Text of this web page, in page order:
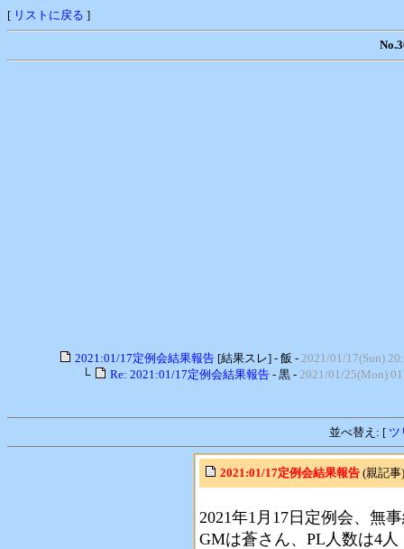
[ リストに戻る ]
2021:01/17定例会結果報告 [結果スレ] - 飯 - 2021/01/17(Sun)
└
Re: 2021:01/17定例会結果報告 - 黒 - 2021/01/25(Mon)
並べ替え: [ ツ
2021:01/17定例会結果報告 (親記
2021年1月17日定例会、無
GMは蒼さん、PL人数は4